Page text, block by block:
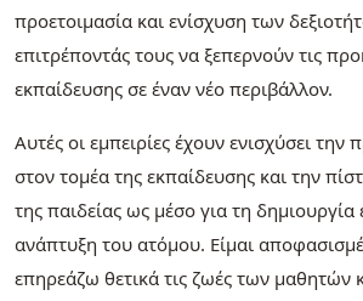
προετοιμασία και ενίσχυση των
επιτρέποντάς τους να ξεπερνούν τις
εκπαίδευσης σε έναν νέο περιβάλλον.
Αυτές οι εμπειρίες έχουν ενισχύσει
στον τομέα της εκπαίδευσης και την
της παιδείας ως μέσο για τη δημιουργία
ανάπτυξη του ατόμου. Είμαι
επηρεάζω θετικά τις ζωές των μαθητών